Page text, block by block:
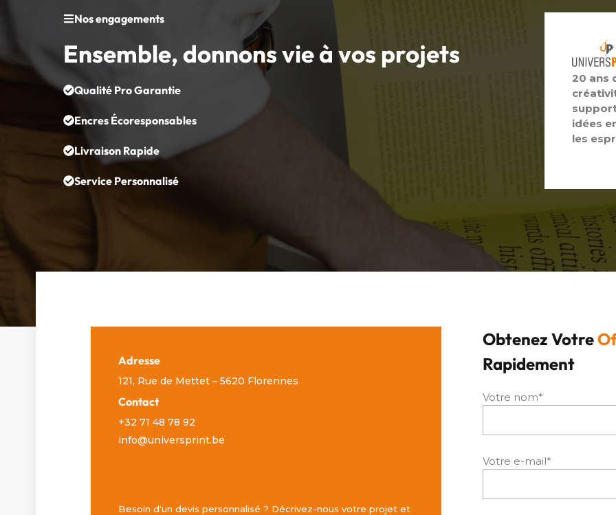
Nos engagements
Ensemble, donnons vie à vosprojets
Qualité Pro Garantie
Encres Écoresponsables
Livraison Rapide
Service Personnalisé
20 ans
idées
les
Adresse
121, Rue de Mettet – 5620 Florennes
Contact
+32 71 48 78 92
info@universprint.be
Besoin d'un devis personnalisé ? Décrivez-nous votre projet et
Obtenez Votre
Rapidement
Votre nom*
Votre e-mail*